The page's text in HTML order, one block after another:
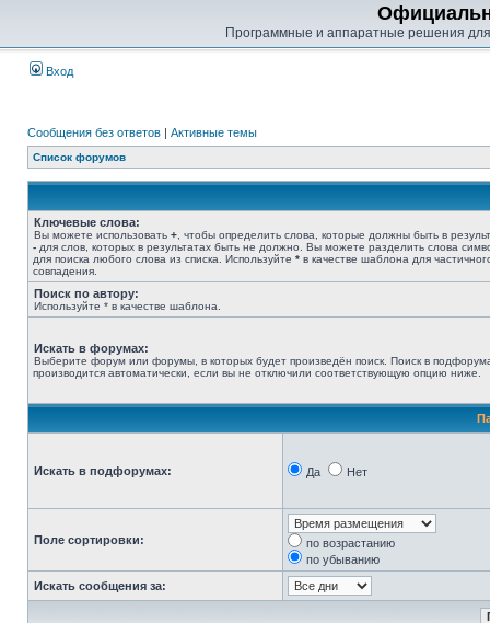
Программные и аппаратные решения
Вход
Сообщения без ответов | Активные темы
Список форумов
Ключевые слова:
Вы можете использовать + , чтобы определить слова, которые должны быть в
- для слов, которых в результатах быть не должно. Вы можете разделить слова
для поиска любого слова из списка. Используйте * в качестве шаблона для
совпадения.
Поиск по автору:
Используйте * в качестве шаблона.
Искать в форумах:
Выберите форум или форумы, в которых будет произведён поиск. Поиск в
производится автоматически, если вы не отключили соответствующую опцию ниже.
Искать в подфорумах: Да Нет
Поле сортировки:
по возрастанию
по убыванию
Искать сообщения за: